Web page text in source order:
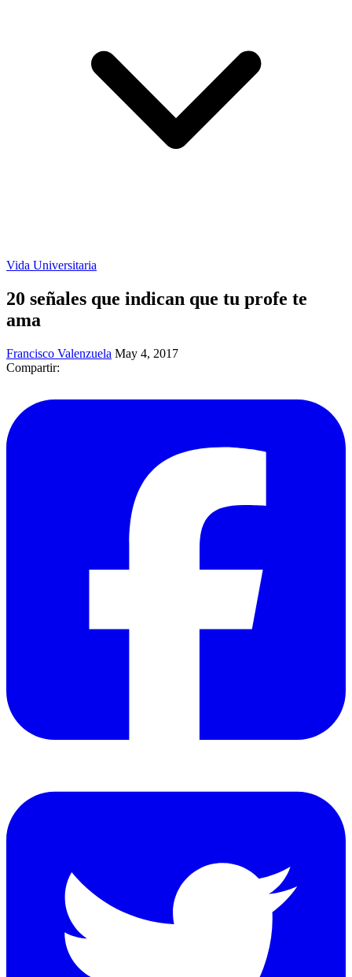
Vida Universitaria
20 señales que indican que tu profe te
ama
Francisco Valenzuela May 4, 2017
Compartir: